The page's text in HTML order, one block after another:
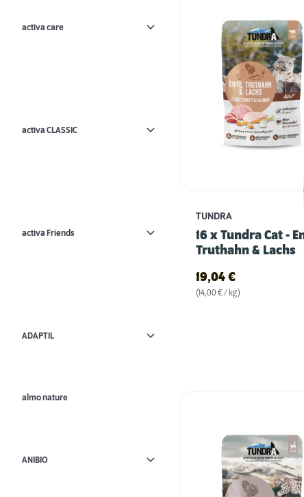
activa care
activa CLASSIC
activa Friends
ADAPTIL
almo nature
ANIBIO
TUNDRA
16 x Tundra Cat -
Truthahn & Lachs
19,04 €
(14,00 € / kg)